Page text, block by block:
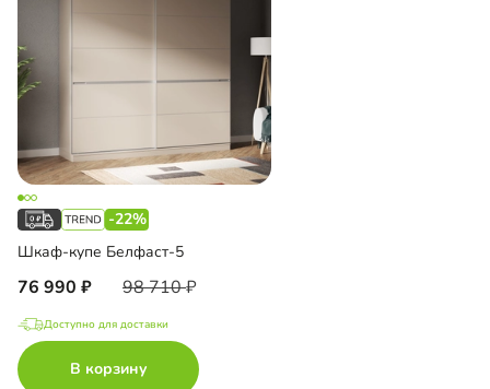
-22%
Шкаф-купе Белфаст-5
76 990 98 710
Доступно для доставки
В корзину